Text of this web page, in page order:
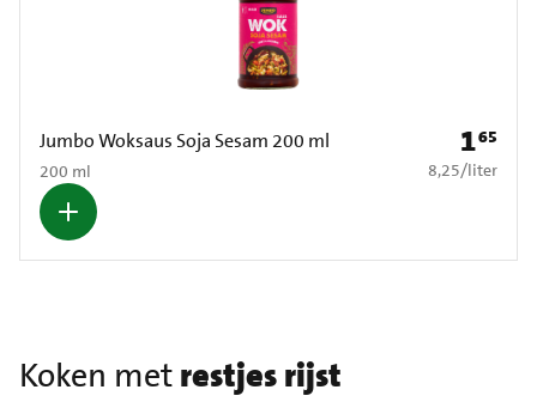
Jumbo Woksaus Soja Sesam 200 ml
200 ml
Prijs: €
165
€ 8,25 per liter
8,25/liter
Koken metrestjes rijst